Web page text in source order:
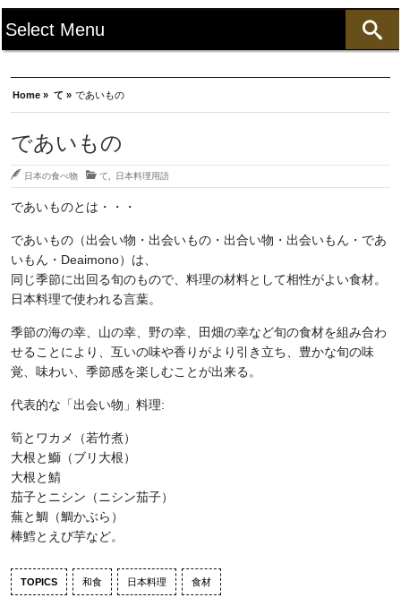
Home » て » であいもの
であいもの
日本の食べ物 て 日本料理用語
であいものとは・・・
であいもの（出会い物・出会いもの・出合い物・出会いもん・であ
いもん・Deaimono）は、
同じ季節に出回る旬のもので、料理の材料として相性がよい食材。
日本料理で使われる言葉。
季節の海の幸、山の幸、野の幸、田畑の幸など旬の食材を組み合わ
せることにより、互いの味や香りがより引き立ち、豊かな旬の味
覚、味わい、季節感を楽しむことが出来る。
代表的な「出会い物」料理:
筍とワカメ（若竹煮）
大根と鰤（ブリ大根）
大根と鯖
茄子とニシン（ニシン茄子）
蕪と鯛（鯛かぶら）
棒鱈とえび芋など。
TOPICS 和食 日本料理 食材